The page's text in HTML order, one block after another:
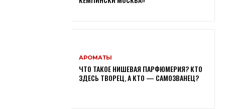
АРОМАТЫ
ЧТО ТАКОЕ НИШЕВАЯ ПАРФЮМЕРИЯ? КТО
ЗДЕСЬ ТВОРЕЦ, А КТО — САМОЗВАНЕЦ?